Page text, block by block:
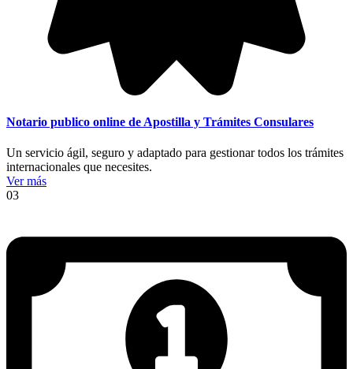
Notario publico online de Apostilla y Trámites Consulares
Un servicio ágil, seguro y adaptado para gestionar todos los trámites
internacionales que necesites.
Ver más
03